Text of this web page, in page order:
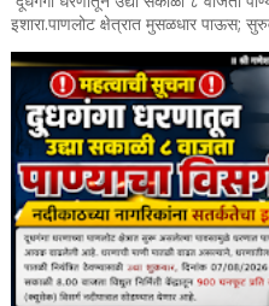
इशारा.पाणलोट क्षेत्रात मुसळधार पाऊस;